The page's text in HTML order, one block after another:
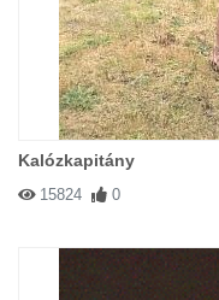
Kalózkapitány
15824 0